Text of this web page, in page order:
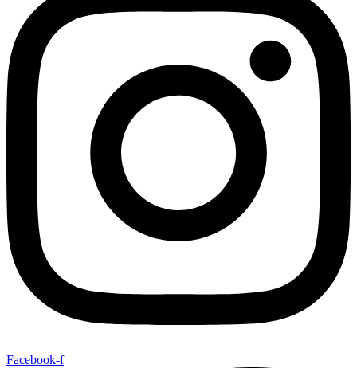
Facebook-f